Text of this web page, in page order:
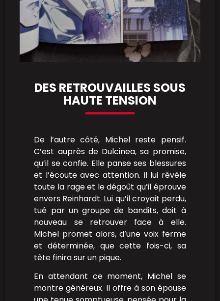
DES RETROUVAILLES SOUS
HAUTE TENSION
De l’autre côté, Michel reste pensif.
C’est auprès de Dulcinea, sa promise,
qu’il se confie. Elle panse ses blessures
et l’écoute avec attention. Il lui révèle
toute la rage et le dégoût qu’il éprouve
envers Reinhardt. Lui qu’il croyait perdu,
tué par un groupe de bandits, doit à
nouveau se retrouver face à elle.
Michel promet alors, d’une voix ferme
et déterminée, que cette fois-ci, sa
tête finira sur un pique.
En attendant ce moment, Michel se
montre généreux. Il offre à son épouse